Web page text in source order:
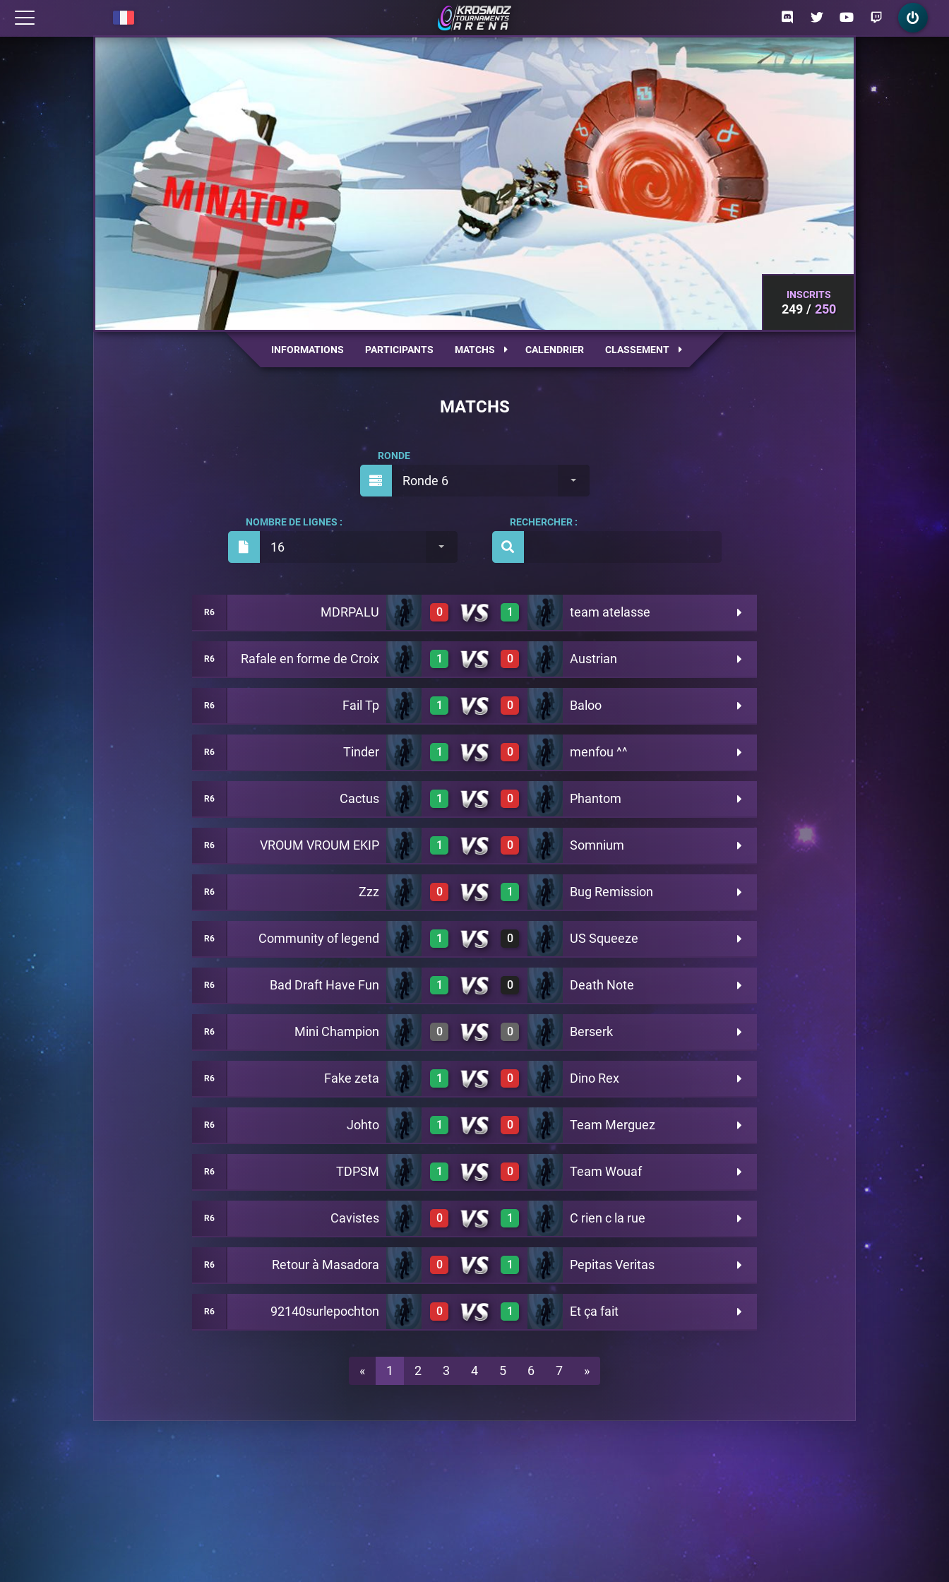
INSCRITS
249 250
INFORMATIONS PARTICIPANTS MATCHS CALENDRIER CLASSEMENT
MATCHS
Ronde 6
RONDE
16
NOMBRE DE LIGNES : RECHERCHER :
R6 MDRPALU 0 team atelasse
1
0 A17 2
R6 Rafale en forme de Croix 1 Austrian
0
3 A17 0
R6 Fail Tp 1 Baloo
0
3 A17 0
R6 Tinder 1 menfou ^^
0
3 A17 0
R6 Cactus 1 Phantom
0
2 A17 0
R6 VROUM VROUM EKIP 1 Somnium
0
2 A17 0
R6 Zzz 0 Bug Remission
1
0 A17 3
R6 Community of legend 1 US Squeeze
0
3 A17 0
R6 Bad Draft Have Fun 1 Death Note
0
3 A17 0
R6 Mini Champion 0 Berserk
0
1 A17 1
R6 Fake zeta 1 Dino Rex
0
2 A17 0
R6 Johto 1 Team Merguez
0
3 A17 0
R6 TDPSM 1 Team Wouaf
0
3 A17 0
R6 Cavistes 0 C rien c la rue
1
0 A17 3
R6 Retour à Masadora 0 Pepitas Veritas
1
0 A17 2
R6 92140surlepochton 0 Et ça fait
1
0 A17
« 1 2 3 4 5 6 7 »